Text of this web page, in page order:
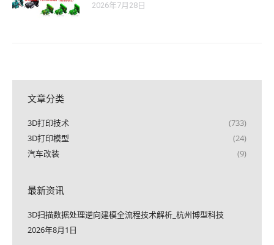
2026年7月28日
文章分类
3D打印技术
(733)
3D打印模型
(24)
汽车改装
(9)
最新资讯
3D扫描数据处理逆向建模全流程技术解析_杭州博型科技
2026年8月1日